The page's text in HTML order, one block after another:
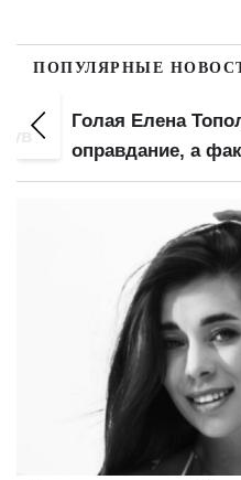
ПОПУЛЯРНЫЕ
Голая Елена
оправдание, а